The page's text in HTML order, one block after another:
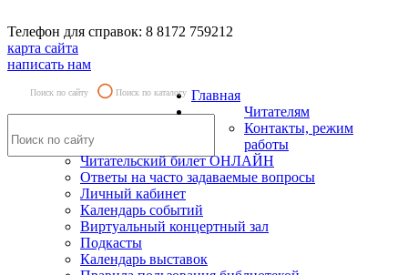
Телефон для справок: 8 8172 759212
карта сайта
написать нам
Поиск по сайту Поиск по каталогу Главная
Читателям
Контакты, режим
работы
Читательский билет ОНЛАЙН
Ответы на часто задаваемые вопросы
Личный кабинет
Календарь событий
Виртуальный концертный зал
Подкасты
Календарь выставок